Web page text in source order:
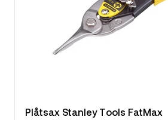
Plåtsax Stanley Tools FatMax